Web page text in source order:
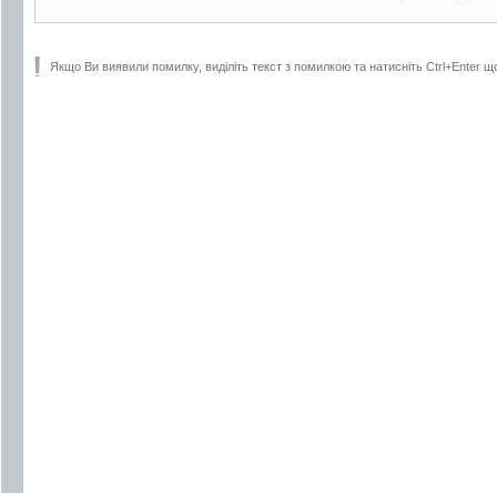
Якщо Ви виявили помилку, виділіть текст з помилкою та натисніть Ctrl+Enter